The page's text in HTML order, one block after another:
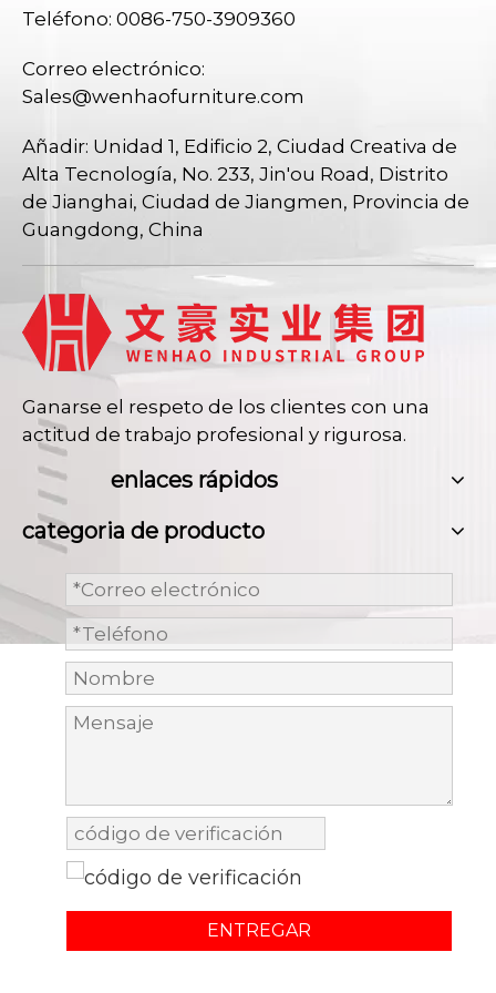
Teléfono: 0086-750-3909360
Correo electrónico:
Sales@wenhaofurniture.com
Añadir: Unidad 1, Edificio 2, Ciudad Creativa de
Alta Tecnología, No. 233, Jin'ou Road, Distrito
de Jianghai, Ciudad de Jiangmen, Provincia de
Guangdong, China
Ganarse el respeto de los clientes con una
actitud de trabajo profesional y rigurosa.
enlaces rápidos
categoria de producto
ENTREGAR